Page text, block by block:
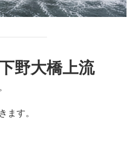
野大橋上流
ます。